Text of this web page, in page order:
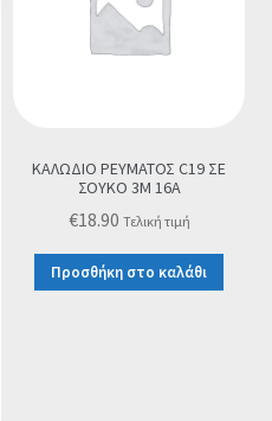
ΚΑΛΩΔΙΟ ΡΕΥΜΑΤΟΣ C19 ΣΕ
ΣΟΥΚΟ 3M 16A
€18.90 Τελική τιμή
Προσθήκη στο καλάθι